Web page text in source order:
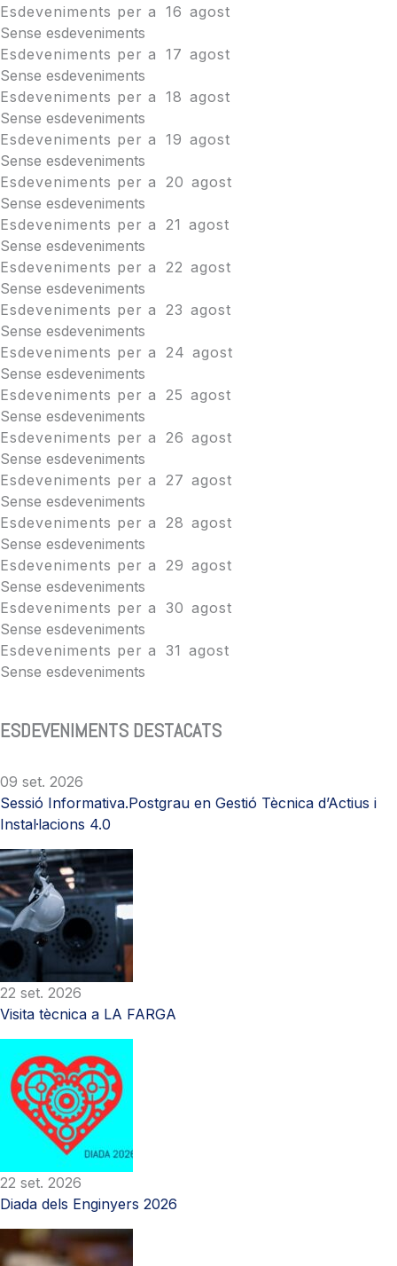
Esdeveniments per a 16 agost
Sense esdeveniments
Esdeveniments per a 17 agost
Sense esdeveniments
Esdeveniments per a 18 agost
Sense esdeveniments
Esdeveniments per a 19 agost
Sense esdeveniments
Esdeveniments per a
20 agost
Sense esdeveniments
Esdeveniments per a
21 agost
Sense esdeveniments
Esdeveniments per a
22 agost
Sense esdeveniments
Esdeveniments per a
23 agost
Sense esdeveniments
Esdeveniments per a
24 agost
Sense esdeveniments
Esdeveniments per a
25 agost
Sense esdeveniments
Esdeveniments per a
26 agost
Sense esdeveniments
Esdeveniments per a
27 agost
Sense esdeveniments
Esdeveniments per a
28 agost
Sense esdeveniments
Esdeveniments per a
29 agost
Sense esdeveniments
Esdeveniments per a 30 agost
Sense esdeveniments
Esdeveniments per a 31 agost
Sense esdeveniments
ESDEVENIMENTS DESTACATS
09 set. 2026
Sessió Informativa.Postgrau en Gestió Tècnica d’Actius i
Instal·lacions 4.0
22 set. 2026
Visita tècnica a LA FARGA
22 set. 2026
Diada dels Enginyers 2026